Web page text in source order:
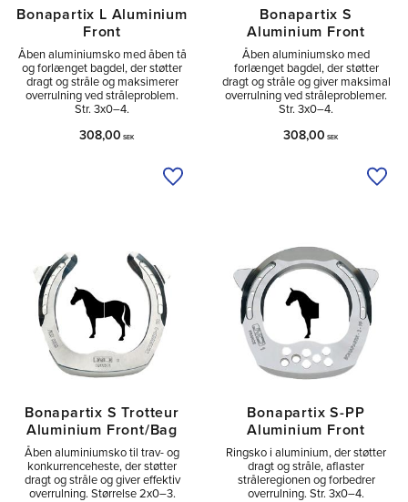
Bonapartix L Aluminium
Front
Åben aluminiumsko med åben tå
og forlænget bagdel, der støtter
dragt og stråle og maksimerer
overrulning ved stråleproblem.
Str. 3x0–4.
308,00 SEK
Tilføj til ønskeliste
Bonapartix S
Aluminium Front
Åben aluminiumsko med
forlænget bagdel, der støtter
dragt og stråle og giver maksimal
overrulning ved stråleproblemer.
Str. 3x0–4.
308,00 SEK
Bonapartix S Trotteur
Aluminium Front/Bag
Åben aluminiumsko til trav- og
konkurrenceheste, der støtter
dragt og stråle og giver effektiv
overrulning. Størrelse 2x0–3.
Bonapartix S-PP
Aluminium Front
Ringsko i aluminium, der støtter
dragt og stråle, aflaster
stråleregionen og forbedrer
overrulning. Str. 3x0–4.